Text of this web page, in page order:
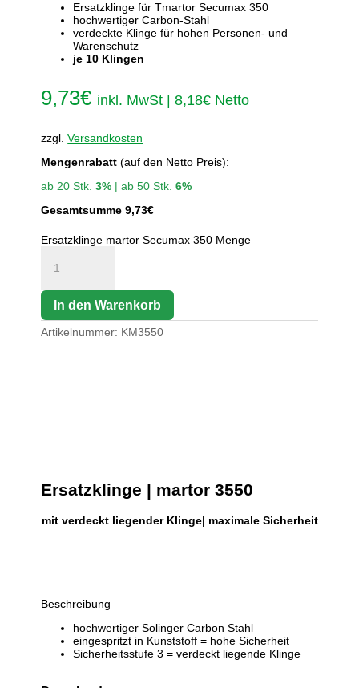
Ersatzklinge für Tmartor Secumax 350
hochwertiger Carbon-Stahl
verdeckte Klinge für hohen Personen- und
Warenschutz
je 10 Klingen
9,73€ inkl. MwSt |8,18€ Netto
zzgl.Versandkosten
Mengenrabatt (auf den Netto Preis):
ab 20 Stk.3% | ab 50 Stk.6%
Gesamtsumme 9,73€
Ersatzklinge martor Secumax 350 Menge
In den Warenkorb
Artikelnummer: KM3550
Ersatzklinge | martor 3550
mit verdeckt liegender Klinge| maximale Sicherheit
Beschreibung
hochwertiger Solinger Carbon Stahl
eingespritzt in Kunststoff = hohe Sicherheit
Sicherheitsstufe 3 = verdeckt liegende Klinge